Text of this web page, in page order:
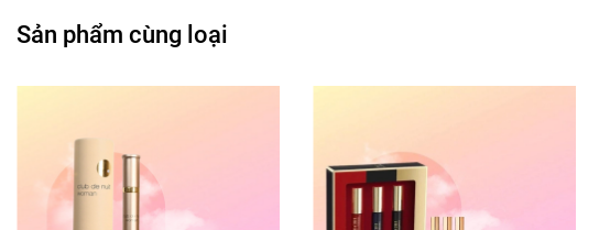
Sản phẩm cùng loại